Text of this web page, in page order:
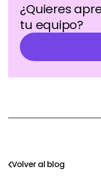
¿Quieres
tu equipo?
Volver al blog